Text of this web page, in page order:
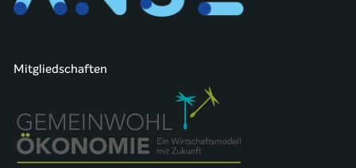
Mitgliedschaften